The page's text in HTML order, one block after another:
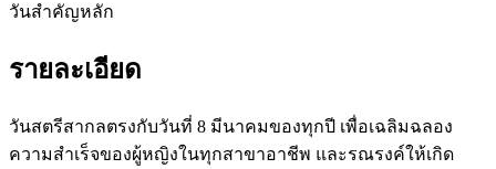
วันสำคัญหลัก
รายละเอียด
วันสตรีสากลตรงกับวันที่ 8 มีนาคมของทุกปี เพื่อเฉลิมฉลอง
ความสำเร็จของผู้หญิงในทุกสาขาอาชีพ และรณรงค์ให้เกิด